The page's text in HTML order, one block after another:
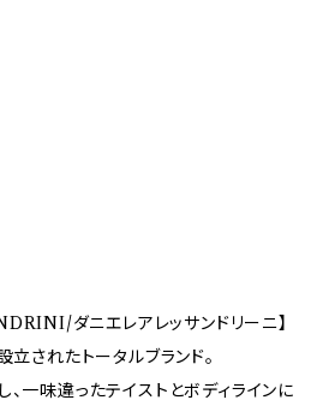
ダニエレアレッサンドリーニ】
されたトータルブランド。
、一味違ったテイストとボディラインに